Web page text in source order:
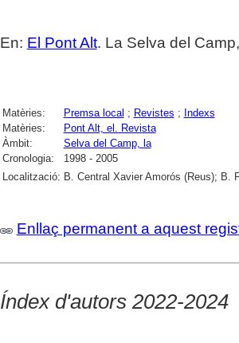
En: El Pont Alt. La Selva del
Matèries: Premsa local ; Revistes ; Indexs
Matèries:
Pont Alt, el. Revista
Àmbit:
Selva del Camp, la
Cronologia:
1998 - 2005
Localització: B. Central Xavier Amorós (Reus); B.
Enllaç permanent a aquest
Índex d'autors 2022-2024